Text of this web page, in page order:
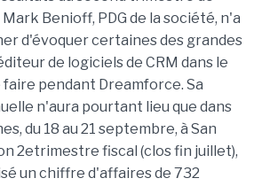
Benioff, PDG de la société, n'a
d'évoquer certaines des grandes
de logiciels de CRM dans le
faire pendant Dreamforce. Sa
n'aura pourtant lieu que dans
du 18 au 21 septembre, à San
2etrimestre fiscal (clos fin juillet),
un chiffre d'affaires de 732